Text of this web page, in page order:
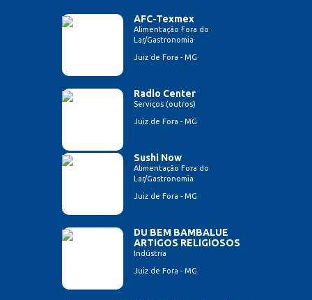
AFC-Texmex
Alimentação Fora do
Lar/Gastronomia
Juiz de Fora - MG
Radio Center
Serviços (outros)
Juiz de Fora - MG
Sushi Now
Alimentação Fora do
Lar/Gastronomia
Juiz de Fora - MG
DU BEM BAMBALUE
ARTIGOS RELIGIOSOS
Indústria
Juiz de Fora - MG